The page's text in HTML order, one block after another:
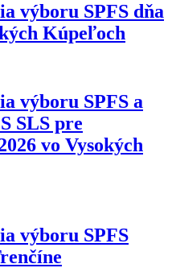
výboru SPFS dňa
Kúpeľoch
výboru SPFS a
SLS pre
vo Vysokých
výboru SPFS